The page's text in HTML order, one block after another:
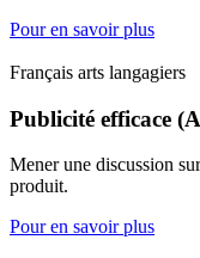
Pour en savoir plus
Français arts langagiers
Publicité efficace
Mener une discussion
produit.
Pour en savoir plus